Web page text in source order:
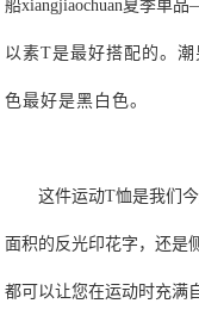
船xiangjiaochuan夏季单品
以素T是最好搭配的。
色最好是黑白色。
这件运动T恤是我们
面积的反光印花字，还是
都可以让您在运动时充满